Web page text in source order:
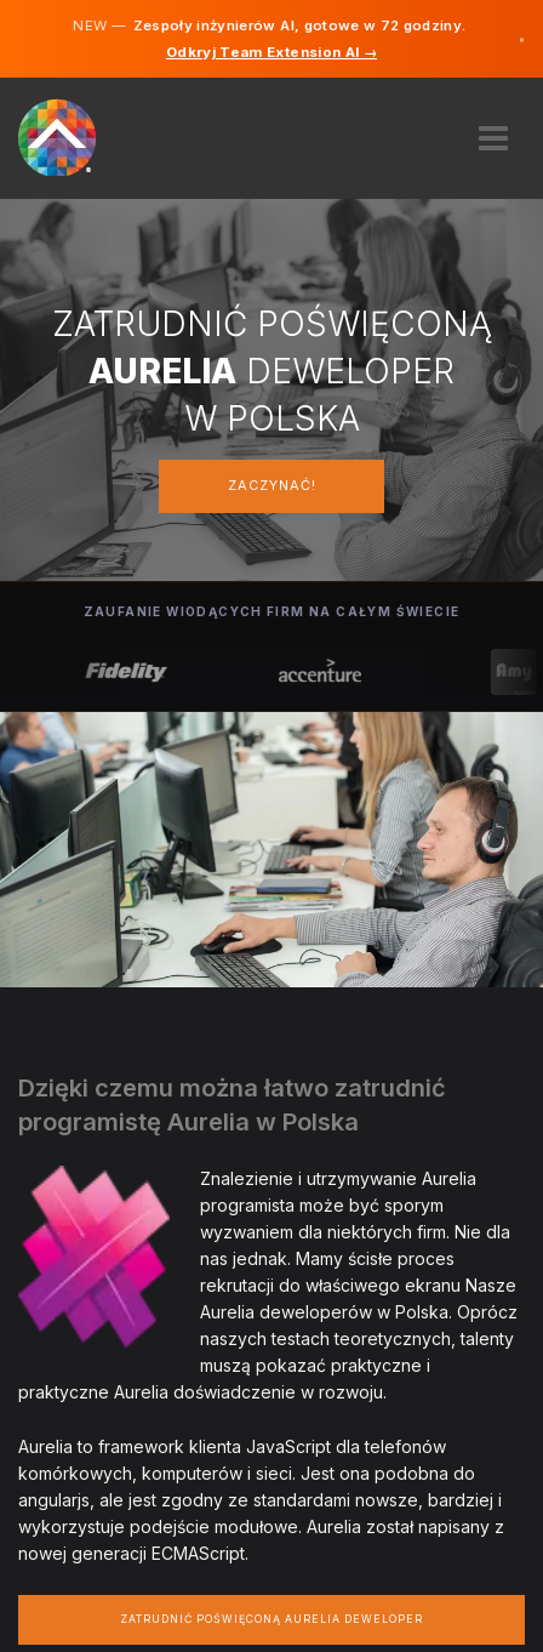
NEW —Zespoły inżynierów AI, gotowe w 72 godziny.
Odkryj Team Extension AI →
×
O NAS
EKSPERTYZA
JAK TO DZIAŁA?
PRACA
ZATRUDNIĆ
POLSKA
ZACZYNAĆ
Angielski
ZATRUDNIĆ POŚWIĘCONĄ
AURELIA DEWELOPER
W POLSKA
ZACZYNAĆ!
ZAUFANIE WIODĄCYCH FIRM NA CAŁYM ŚWIECIE
Dzięki czemu można łatwo zatrudnić
programistę Aurelia w Polska
Znalezienie i utrzymywanie Aurelia
programista może być sporym
wyzwaniem dla niektórych firm. Nie dla
nas jednak. Mamy ścisłe proces
rekrutacji do właściwego ekranu Nasze
Aurelia deweloperów w Polska. Oprócz
naszych testach teoretycznych, talenty
muszą pokazać praktyczne i
praktyczne Aurelia doświadczenie w rozwoju.
Aurelia to framework klienta JavaScript dla telefonów
komórkowych, komputerów i sieci. Jest ona podobna do
angularjs, ale jest zgodny ze standardami nowsze, bardziej i
wykorzystuje podejście modułowe. Aurelia został napisany z
nowej generacji ECMAScript.
ZATRUDNIĆ POŚWIĘCONĄ AURELIA DEWELOPER